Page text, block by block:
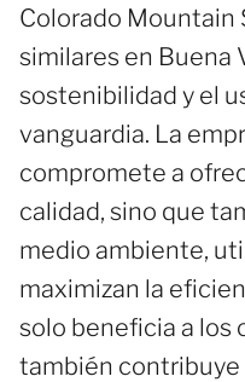
Colorado Mountain
similares en Buena
sostenibilidad y el
vanguardia. La
compromete a
calidad, sino que
medio ambiente,
maximizan la
solo beneficia a los
también contribuye